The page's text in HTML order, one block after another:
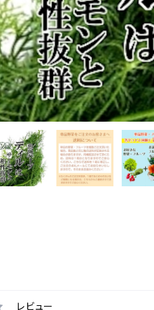
レビュー